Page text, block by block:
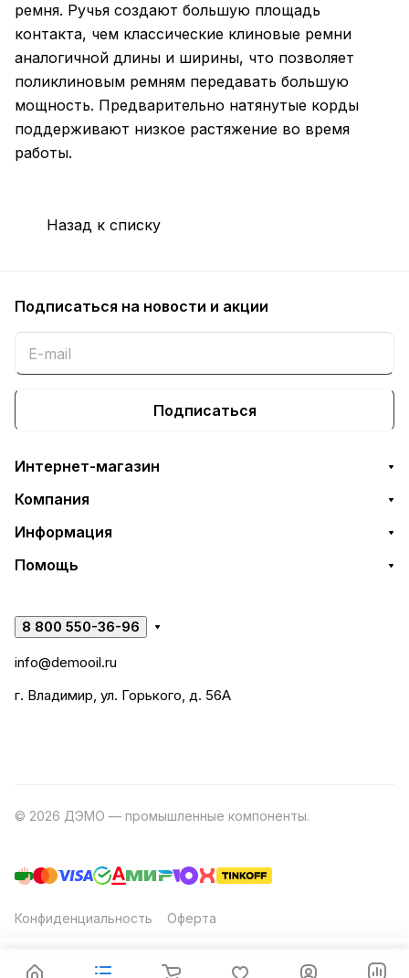
ремня. Ручья создают большую площадь
контакта, чем классические клиновые ремни
аналогичной длины и ширины, что позволяет
поликлиновым ремням передавать большую
мощность. Предварительно натянутые корды
поддерживают низкое растяжение во время
работы.
Назад к списку
Подписаться на новости и акции
Подписаться
Интернет-магазин
Компания
Информация
Помощь
8 800 550-36-96
info@demooil.ru
г. Владимир, ул. Горького, д. 56А
© 2026 ДЭМО — промышленные компоненты.
Конфиденциальность Оферта